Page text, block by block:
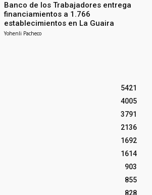
Banco de los Trabajadores entrega
financiamientos a 1.766
establecimientos en La Guaira
Yohenli Pacheco
5421
4005
3791
2136
1692
1614
903
855
828